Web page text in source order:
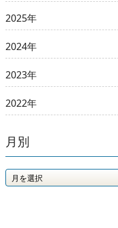
2025年
2024年
2023年
2022年
月別